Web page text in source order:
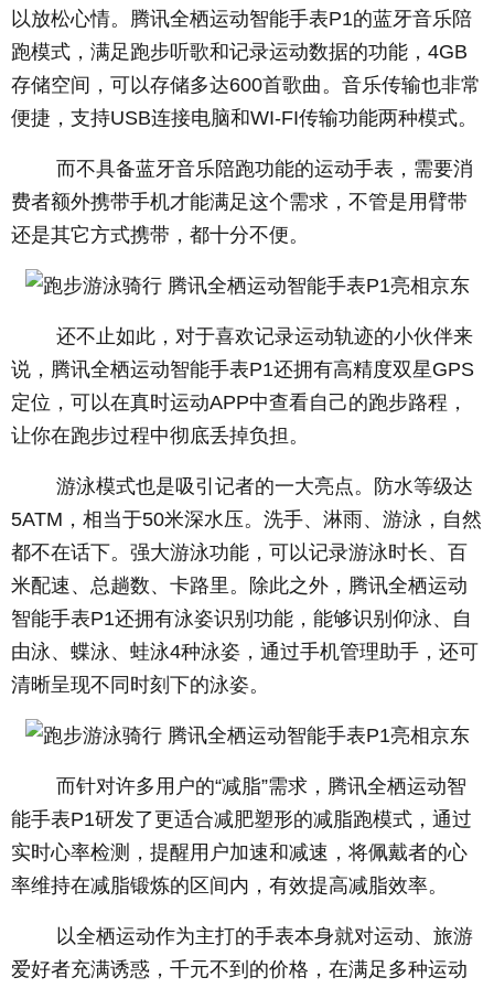
以放松心情。腾讯全栖运动智能手表P1的蓝牙音乐陪
跑模式，满足跑步听歌和记录运动数据的功能，4GB
存储空间，可以存储多达600首歌曲。音乐传输也非常
便捷，支持USB连接电脑和WI-FI传输功能两种模式。
而不具备蓝牙音乐陪跑功能的运动手表，需要消
费者额外携带手机才能满足这个需求，不管是用臂带
还是其它方式携带，都十分不便。
还不止如此，对于喜欢记录运动轨迹的小伙伴来
说，腾讯全栖运动智能手表P1还拥有高精度双星GPS
定位，可以在真时运动APP中查看自己的跑步路程，
让你在跑步过程中彻底丢掉负担。
游泳模式也是吸引记者的一大亮点。防水等级达
5ATM，相当于50米深水压。洗手、淋雨、游泳，自然
都不在话下。强大游泳功能，可以记录游泳时长、百
米配速、总趟数、卡路里。除此之外，腾讯全栖运动
智能手表P1还拥有泳姿识别功能，能够识别仰泳、自
由泳、蝶泳、蛙泳4种泳姿，通过手机管理助手，还可
清晰呈现不同时刻下的泳姿。
而针对许多用户的“减脂”需求，腾讯全栖运动智
能手表P1研发了更适合减肥塑形的减脂跑模式，通过
实时心率检测，提醒用户加速和减速，将佩戴者的心
率维持在减脂锻炼的区间内，有效提高减脂效率。
以全栖运动作为主打的手表本身就对运动、旅游
爱好者充满诱惑，千元不到的价格，在满足多种运动